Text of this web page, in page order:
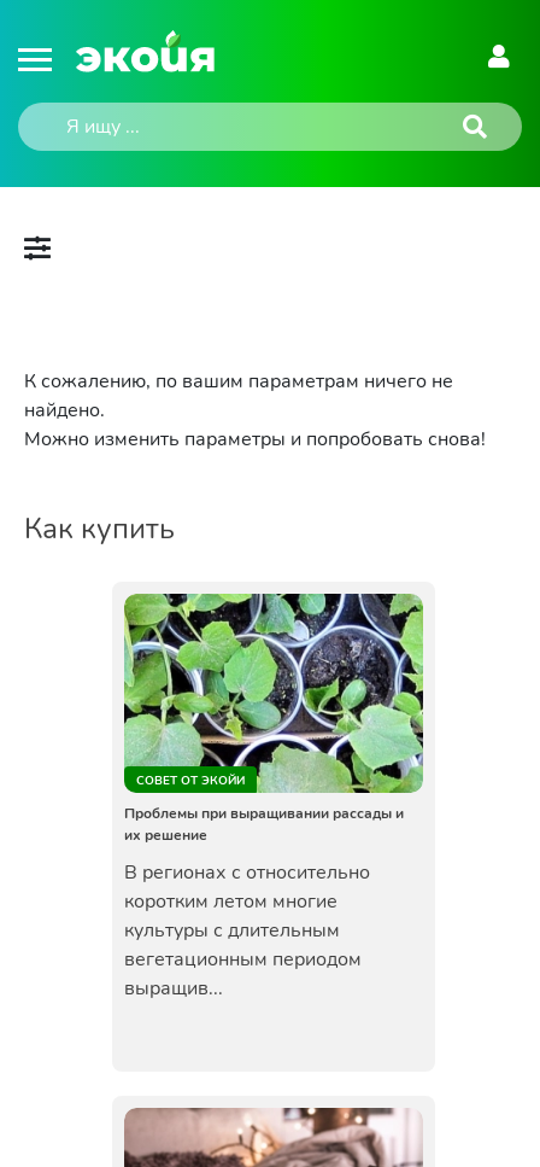
К сожалению, по вашим параметрам ничего не
найдено.
Можно изменить параметры и попробовать снова!
Как купить
СОВЕТ ОТ ЭКОЙИ
Проблемы при выращивании рассады и
их решение
В регионах с относительно
коротким летом многие
культуры с длительным
вегетационным периодом
выращив...